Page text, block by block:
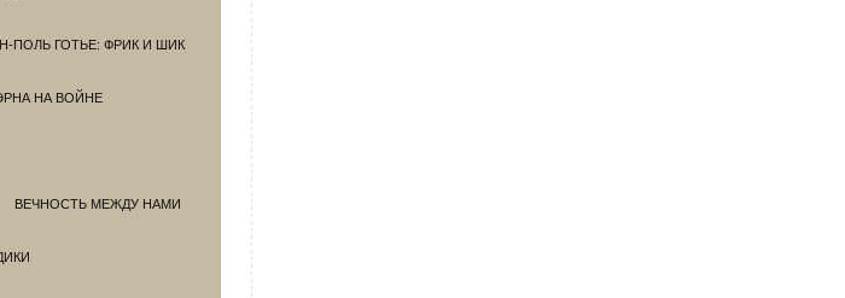
ПОЛЬ ГОТЬЕ: ФРИК И ШИК
НА ВОЙНЕ
ВЕЧНОСТЬ МЕЖДУ НАМИ